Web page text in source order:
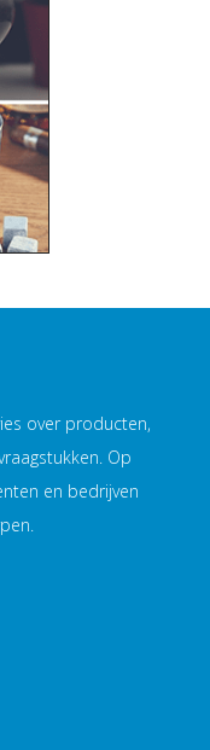
over producten,
Op
en bedrijven